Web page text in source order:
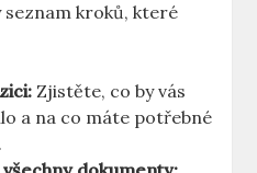
seznam kroků, které
Zjistěte, co by vás
a na co máte potřebné